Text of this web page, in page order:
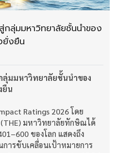
ลุ่มมหาวิทยาลัยชั้นนำของ
ยั่งยืน
มมหาวิทยาลัยชั้นนำของ
ยืน
Ratings 2026 โดย
มหาวิทยาลัยทักษิณได้
ของโลก แสดงถึง
ารขับเคลื่อนเป้าหมายการ